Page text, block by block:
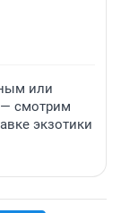
или
— смотрим
экзотики